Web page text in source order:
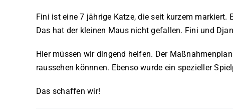
Fini ist eine 7 jährige Katze, die seit kurzem markiert.
Das hat der kleinen Maus nicht gefallen. Fini und
Hier müssen wir dingend helfen. Der
raussehen könnnen. Ebenso wurde ein spezieller
Das schaffen wir!